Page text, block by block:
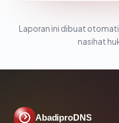
Laporan ini dibuat
nasihat
AbadiproDNS